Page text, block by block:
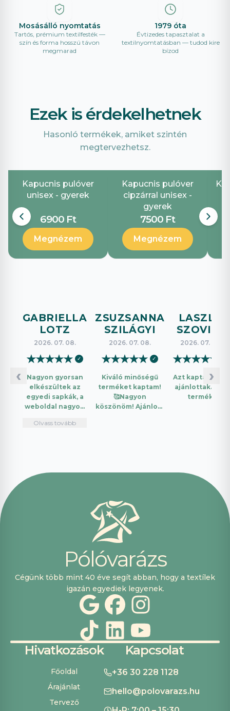
Mosásálló nyomtatás
Tartós, prémium textilfesték —
szín és forma hosszú távon
megmarad
1979 óta
Évtizedes tapasztalat a
textilnyomtatásban — tudod kire
bízod
Ezek is érdekelhetnek
Hasonló termékek, amiket szintén
megtervezhetsz.
Kapucnis pulóver
unisex - gyerek
6900 Ft
Megnézem
Kapucnis pulóver
cipzárral unisex -
gyerek
7500 Ft
Megnézem
‹
GABRIELLA
LOTZ
2026. 07. 08.
★★★★★ ✓
Nagyon gyorsan
elkészültek az
egyedi sapkák, a
weboldal nagyon
használni.
fogok innen
Olvass tovább
ZSUZSANNA
SZILÁGYI
2026. 07. 08.
★★★★★ ✓
Kiváló minőségű
terméket kaptam!
🥰Nagyon
köszönöm! Ajánlom
LASZLO
SZOVICS
2026. 07. 08.
★★★★★
Azt kaptam amit
ajánlottak. Jó a
termék.
›
Pólóvarázs
Cégünk több mint 40 éve segít abban, hogy a textílek
igazán egyediek legyenek.
Hivatkozások
Főoldal
Árajánlat
Tervező
Kapcsolat
+36 30 228 1128
hello@polovarazs.hu